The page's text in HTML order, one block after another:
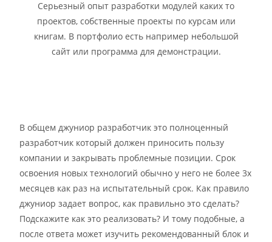
Серьезный опыт разработки модулей каких то
проектов, собственные проекты по курсам или
книгам. В портфолио есть например небольшой
сайт или программа для демонстрации.
В общем джуниор разработчик это полноценный
разработчик который должен приносить пользу
компании и закрывать проблемные позиции. Срок
освоения новых технологий обычно у него не более 3х
месяцев как раз на испытательный срок. Как правило
джуниор задает вопрос, как правильно это сделать?
Подскажите как это реализовать? И тому подобные, а
после ответа может изучить рекомендованный блок и